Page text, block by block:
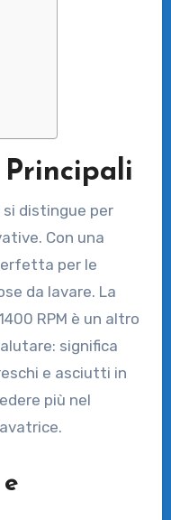
si distingue per
Con una
per le
da lavare. La
RPM è un altro
significa
e asciutti in
più nel